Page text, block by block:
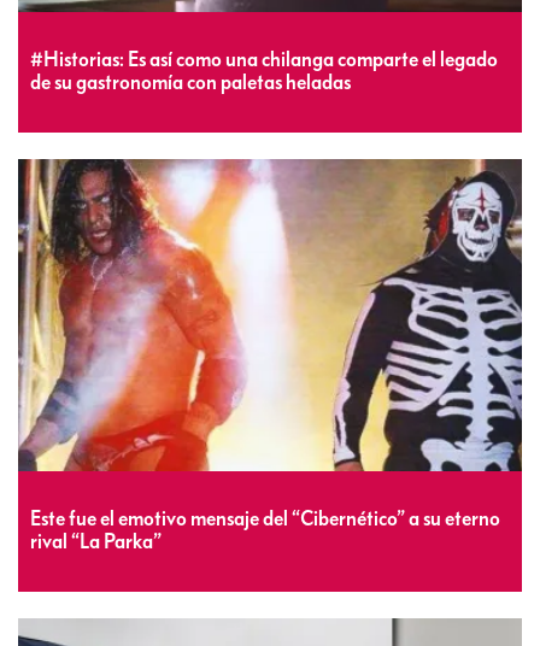
#Historias: Es así como una chilanga comparte el legado
de su gastronomía con paletas heladas
Este fue el emotivo mensaje del “Cibernético” a su eterno
rival “La Parka”